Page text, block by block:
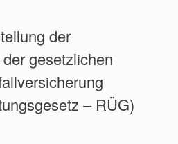
der
gesetzlichen
– RÜG)